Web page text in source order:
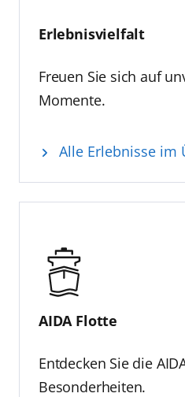
Erlebnisvielfalt
Freuen Sie sich auf
Momente.
Alle Erlebnisse im
AIDA Flotte
Entdecken Sie die
Besonderheiten.